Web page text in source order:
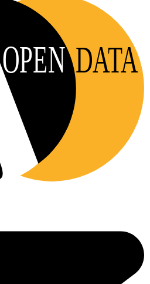
OPEN DATA